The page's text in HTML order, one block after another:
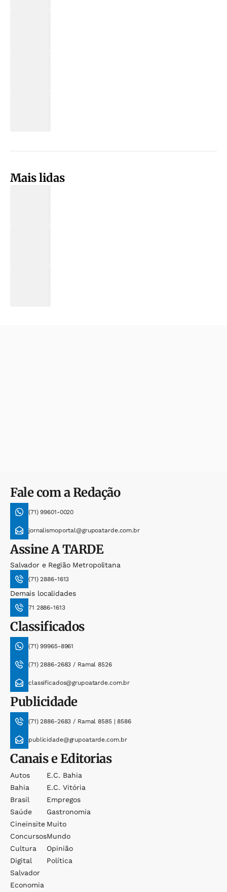
Mais lidas
Fale com a Redação
(71) 99601-0020
jornalismoportal@grupoatarde.com.br
AssineA TARDE
Salvador e Região Metropolitana
(71) 2886-1613
Demais localidades
71 2886-1613
Classificados
(71) 99965-8961
(71) 2886-2683 / Ramal 8526
classificados@grupoatarde.com.br
Publicidade
(71) 2886-2683 / Ramal 8585 | 8586
publicidade@grupoatarde.com.br
Canais e Editorias
Autos
Bahia
Brasil
Saúde
Cineinsite
Concursos
Cultura
Digital
Salvador
Economia
E.c. Bahia
E.c. Vitória
Empregos
Gastronomia
Muito
Mundo
Opinião
Política